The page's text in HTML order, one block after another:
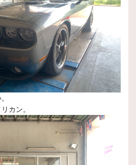
。
カン。